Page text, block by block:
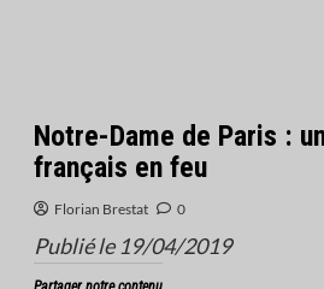
Notre-Dame de Paris :
français en feu
Florian Brestat 0
Publié le 19/04/2019